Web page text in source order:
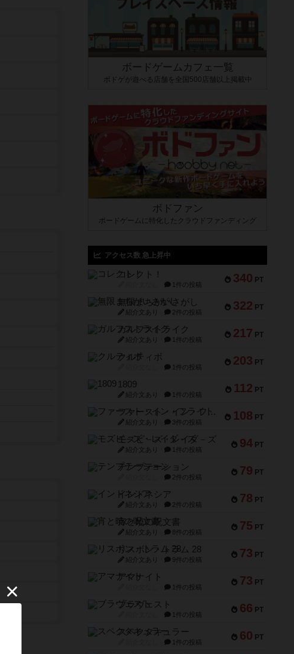
ボードゲームカフェ一覧
ボドゲが遊べる店舗を全国500店舗以上掲載中
ボドファン
ボードゲームに特化したクラウドファンディング
アクセス数 急上昇中
340 PT
コレクト！
1件の投稿
322 PT
無限まちがいさがし
紹介文あり 2件の投稿
217 PT
ガルフストライク
紹介文あり 1件の投稿
203 PT
クルティボ
1件の投稿
112 PT
1809
紹介文あり 1件の投稿
108 PT
ファースト・イン・フライト
紹介文あり 3件の投稿
94 PT
モズビ－ズ・レイダ－ズ
紹介文あり 1件の投稿
79 PT
テンプテーション
2件の投稿
78 PT
インドネシア
紹介文あり 2件の投稿
75 PT
宵と暁の呪文書
紹介文あり 8件の投稿
73 PT
リスボン・トラム 28
紹介文あり 9件の投稿
73 PT
アマナイト
1件の投稿
66 PT
ブラヴェスト
1件の投稿
60 PT
スペクタキュラー
1件の投稿